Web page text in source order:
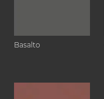
Basalto